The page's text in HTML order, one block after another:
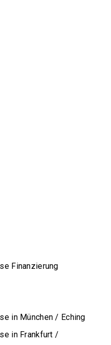
Finanzierung
in München / Eching
in Frankfurt /